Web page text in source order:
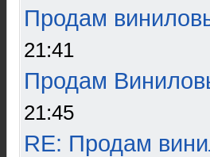
Продам
21:41
Продам
21:45
RE: Продам